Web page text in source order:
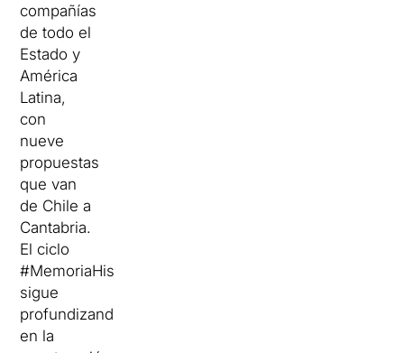
compañías
de todo el
Estado y
América
Latina,
con
nueve
propuestas
que van
de Chile a
Cantabria.
El ciclo
#MemoriaHistórica
sigue
profundizando
en la